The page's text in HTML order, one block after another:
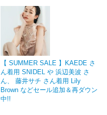
【 SUMMER SALE 】KAEDE さ
ん着用 SNIDEL や 浜辺美波 さ
ん、 藤井サチ さん着用 Lily
Brown などセール追加＆再ダウン
中!!